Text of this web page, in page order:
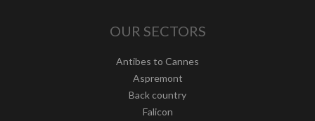
OUR SECTORS
Antibes to Cannes
Aspremont
Back country
Falicon